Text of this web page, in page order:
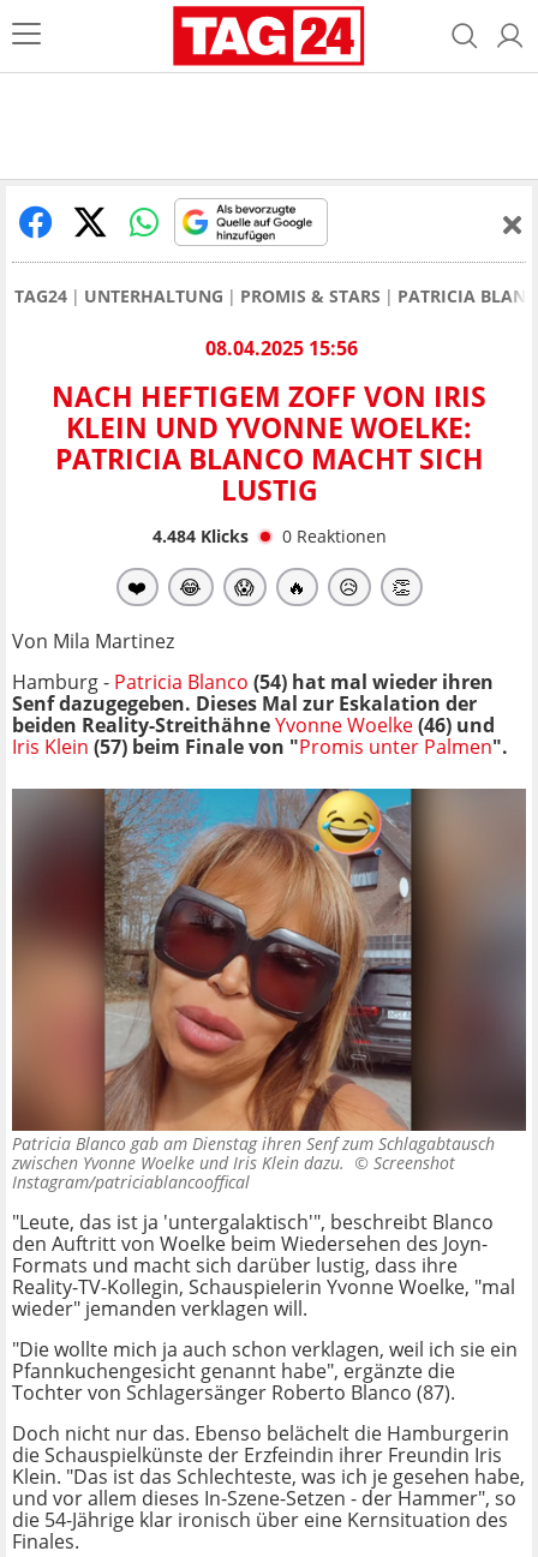
TAG24 UNTERHALTUNG PROMIS & STARS PATRICIA
08.04.2025 15:56
NACH HEFTIGEM ZOFF VON IRIS
KLEIN UND YVONNE WOELKE:
PATRICIA BLANCO MACHT SICH
LUSTIG
4.484Klicks 0 Reaktionen
❤️ 😂 😱 🔥 😥 👏
Von Mila Martinez
Hamburg - Patricia Blanco (54) hat mal wieder ihren
Senf dazugegeben. Dieses Mal zur Eskalation der
beiden Reality-StreithähneYvonne Woelke(46) und
Iris Klein (57) beim Finale von "Promis unter Palmen".
Patricia Blanco gab am Dienstag ihren Senf zum Schlagabtausch
zwischen Yvonne Woelke und Iris Klein dazu. © Screenshot
Instagram/patriciablancooffical
"Leute, das ist ja 'untergalaktisch'", beschreibt Blanco
den Auftritt von Woelke beim Wiedersehen des Joyn-
Formats und macht sich darüber lustig, dass ihre
Reality-TV-Kollegin, Schauspielerin Yvonne Woelke, "mal
wieder" jemanden verklagen will.
"Die wollte mich ja auch schon verklagen, weil ich sie ein
Pfannkuchengesicht genannt habe", ergänzte die
Tochter von Schlagersänger Roberto Blanco (87).
Doch nicht nur das. Ebenso belächelt die Hamburgerin
die Schauspielkünste der Erzfeindin ihrer Freundin Iris
Klein. "Das ist das Schlechteste, was ich je gesehen habe,
und vor allem dieses In-Szene-Setzen - der Hammer", so
die 54-Jährige klar ironisch über eine Kernsituation des
Finales.